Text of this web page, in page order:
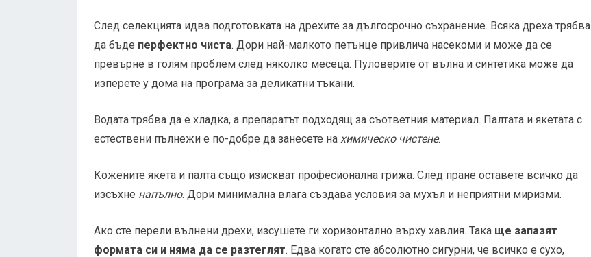
След селекцията идва подготовката на дрехите за дългосрочно съхранение. Всяка дреха трябва
да бъде перфектно чиста. Дори най-малкото петънце привлича насекоми и може да се
превърне в голям проблем след няколко месеца. Пуловерите от вълна и синтетика може да
изперете у дома на програма за деликатни тъкани.
Водата трябва да е хладка, а препаратът подходящ за съответния материал. Палтата и якетата с
естествени пълнежи е по-добре да занесете на химическо чистене.
Кожените якета и палта също изискват професионална грижа. След пране оставете всичко да
изсъхне напълно. Дори минимална влага създава условия за мухъл и неприятни миризми.
Ако сте перели вълнени дрехи, изсушете ги хоризонтално върху хавлия. Така ще запазят
формата си и няма да се разтеглят. Едва когато сте абсолютно сигурни, че всичко е сухо,